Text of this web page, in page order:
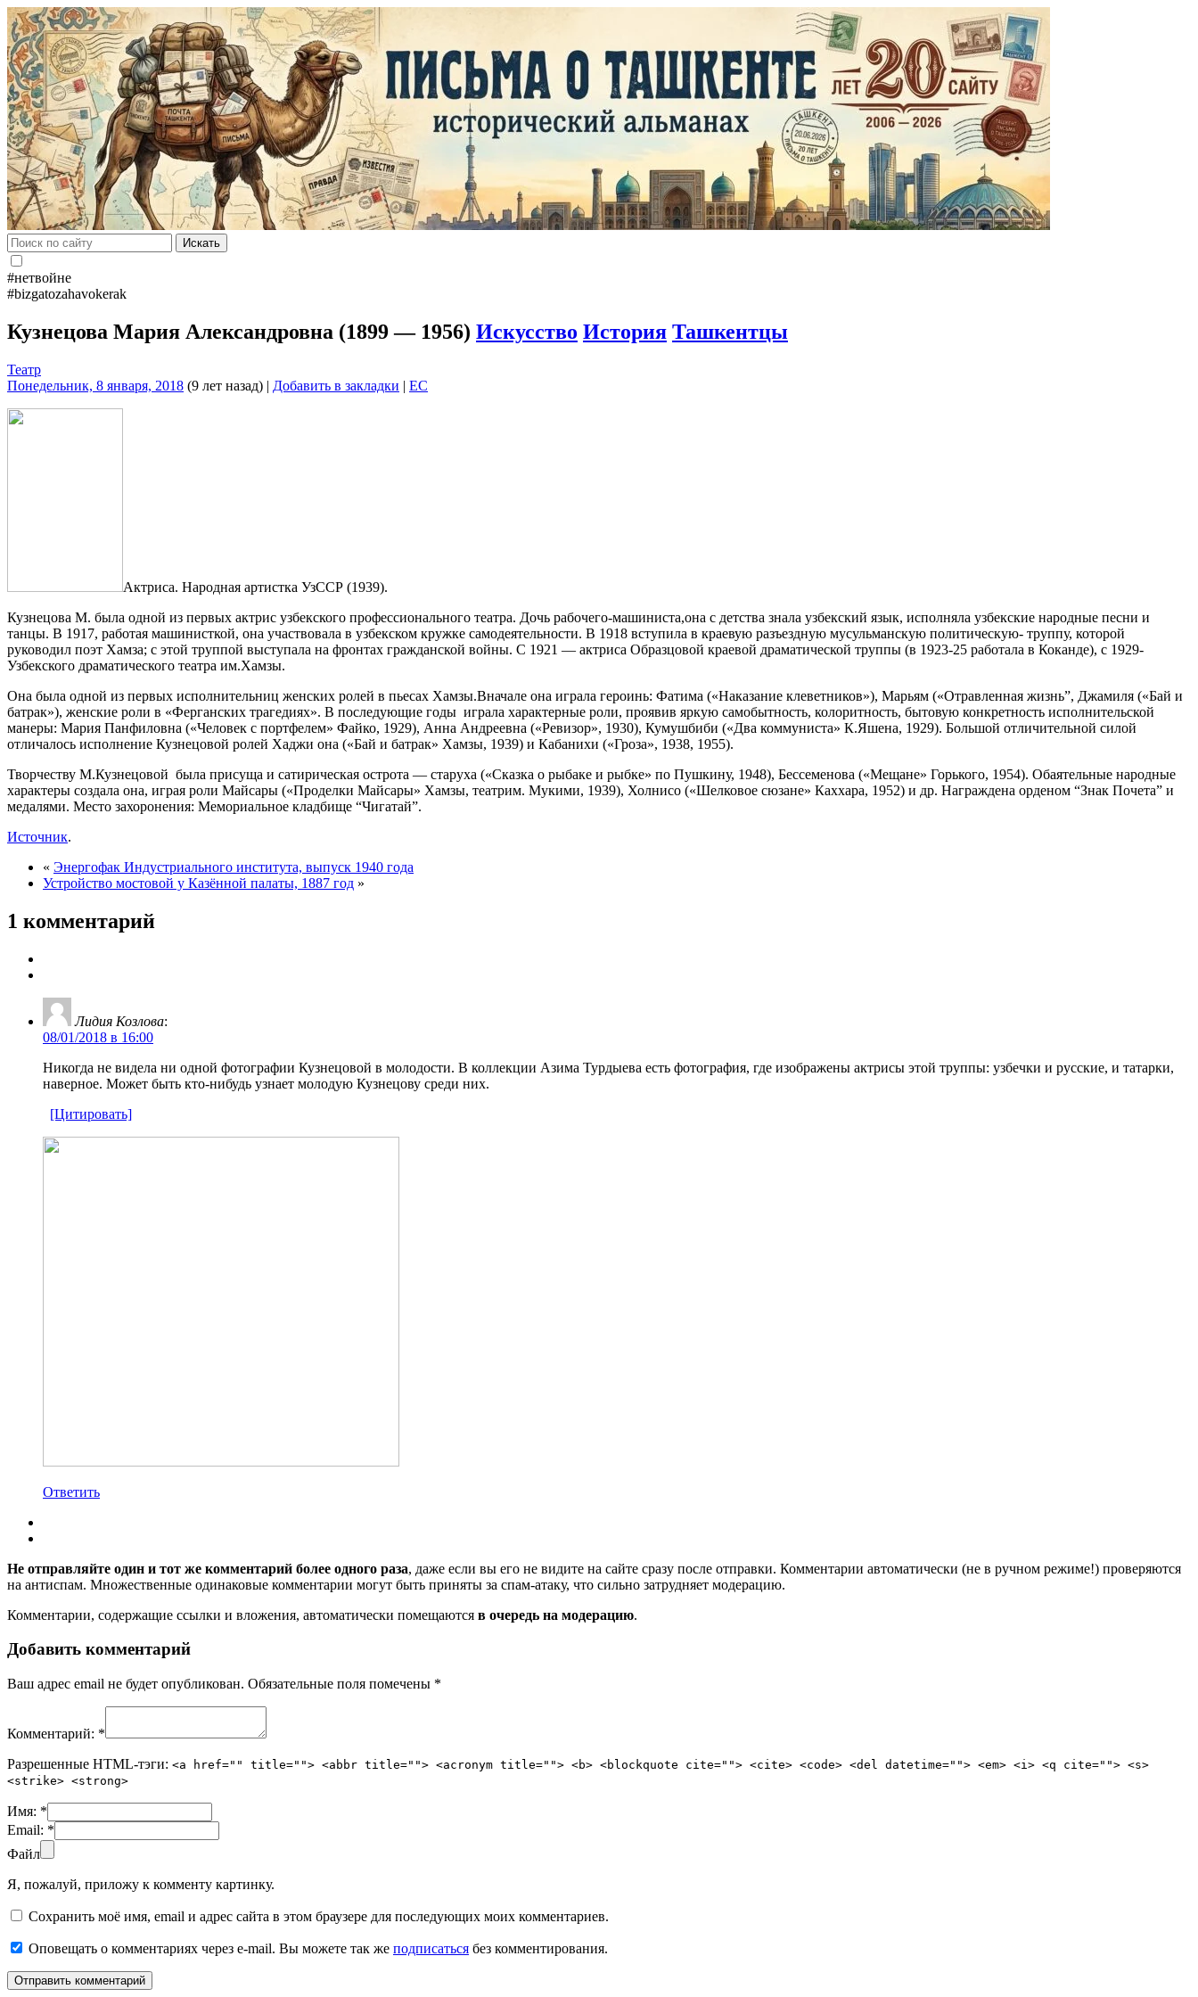
Искать
#нетвойне
#bizgatozahavokerak
Кузнецова Мария Александровна (1899 — 1956) Искусство История Ташкентцы
Театр
Понедельник, 8 января, 2018 (9 лет назад) | Добавить в закладки | EC
Актриса. Народная артистка УзССР (1939).
Кузнецова М. была одной из первых актрис узбекского профессионального театра. Дочь рабочего-машиниста,она с детства знала узбекский язык, исполняла узбекские народные песни и
танцы. В 1917, работая машинисткой, она участвовала в узбекском кружке самодеятельности. В 1918 вступила в краевую разъездную мусульманскую политическую- труппу, которой
руководил поэт Хамза; с этой труппой выступала на фронтах гражданской войны. С 1921 — актриса Образцовой краевой драматической труппы (в 1923-25 работала в Коканде), с 1929-
Узбекского драматического театра им.Хамзы.
Она была одной из первых исполнительниц женских ролей в пьесах Хамзы.Вначале она играла героинь: Фатима («Наказание клеветников»), Марьям («Отравленная жизнь”, Джамиля («Бай и
батрак»), женские роли в «Ферганских трагедиях». В последующие годы играла характерные роли, проявив яркую самобытность, колоритность, бытовую конкретность исполнительской
манеры: Мария Панфиловна («Человек с портфелем» Файко, 1929), Анна Андреевна («Ревизор», 1930), Кумушбиби («Два коммуниста» К.Яшена, 1929). Большой отличительной силой
отличалось исполнение Кузнецовой ролей Хаджи она («Бай и батрак» Хамзы, 1939) и Кабанихи («Гроза», 1938, 1955).
Творчеству М.Кузнецовой была присуща и сатирическая острота — старуха («Сказка о рыбаке и рыбке» по Пушкину, 1948), Бессеменова («Мещане» Горького, 1954). Обаятельные народные
характеры создала она, играя роли Майсары («Проделки Майсары» Хамзы, театрим. Мукими, 1939), Холнисо («Шелковое сюзане» Каххара, 1952) и др. Награждена орденом “Знак Почета” и
медалями. Место захоронения: Мемориальное кладбище “Чигатай”.
Источник.
« Энергофак Индустриального института, выпуск 1940 года
Устройство мостовой у Казённой палаты, 1887 год »
1 комментарий
Лидия Козлова:
08/01/2018 в 16:00
Никогда не видела ни одной фотографии Кузнецовой в молодости. В коллекции Азима Турдыева есть фотография, где изображены актрисы этой труппы: узбечки и русские, и татарки,
наверное. Может быть кто-нибудь узнает молодую Кузнецову среди них.
[Цитировать]
Ответить
Не отправляйте один и тот же комментарий более одного раза, даже если вы его не видите на сайте сразу после отправки. Комментарии автоматически (не в ручном режиме!) проверяются
на антиспам. Множественные одинаковые комментарии могут быть приняты за спам-атаку, что сильно затрудняет модерацию.
Комментарии, содержащие ссылки и вложения, автоматически помещаются в очередь на модерацию.
Добавить комментарий
Ваш адрес email не будет опубликован. Обязательные поля помечены *
Комментарий: *
Разрешенные HTML-тэги: <a href="" title=""> <abbr title=""> <acronym title=""> <b> <blockquote cite=""> <cite> <code> <del datetime=""> <em> <i> <q cite=""> <s>
<strike> <strong>
Имя: *
Email: *
Файл
Я, пожалуй, приложу к комменту картинку.
Сохранить моё имя, email и адрес сайта в этом браузере для последующих моих комментариев.
Оповещать о комментариях через e-mail. Вы можете так же подписаться без комментирования.